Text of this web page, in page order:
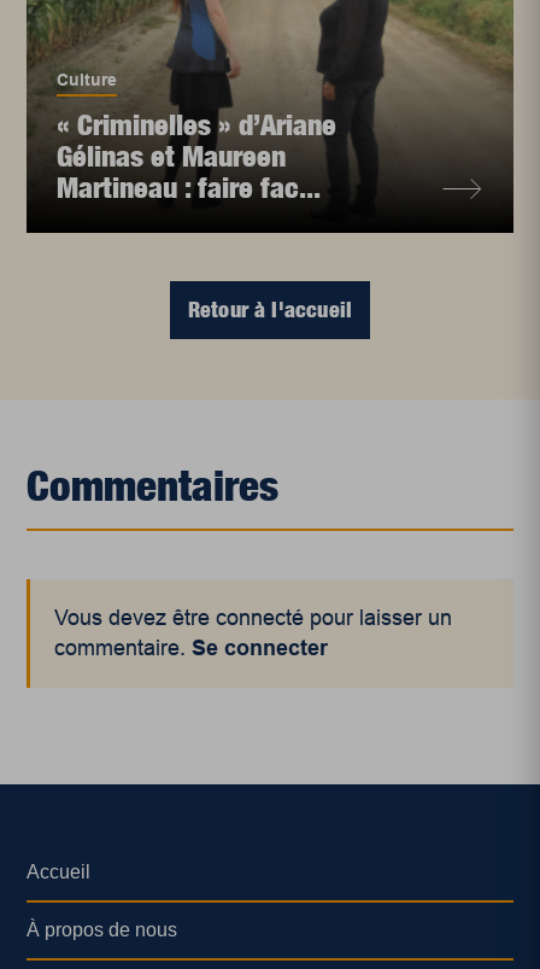
Culture
« Criminelles » d’Ariane
Gélinas et Maureen
Martineau : faire fac...
Retour à l'accueil
Commentaires
Vous devez être connecté pour laisser un
commentaire.Se connecter
Accueil
À propos de nous